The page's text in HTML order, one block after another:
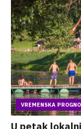
VREMENSKA
U petak